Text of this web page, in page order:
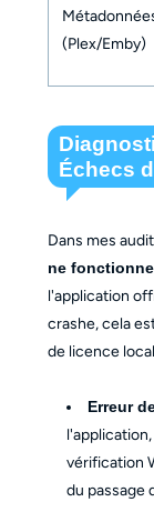
(Plex/Emby)
Échecs
Dans mes
ne
l'application
crashe, cela
de licence
Erreur
vérification
du passage